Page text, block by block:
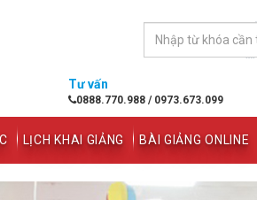
Tư vấn
0888.770.988 /0973.673.099
LỊCH KHAI GIẢNG BÀI GIẢNG ONLINE